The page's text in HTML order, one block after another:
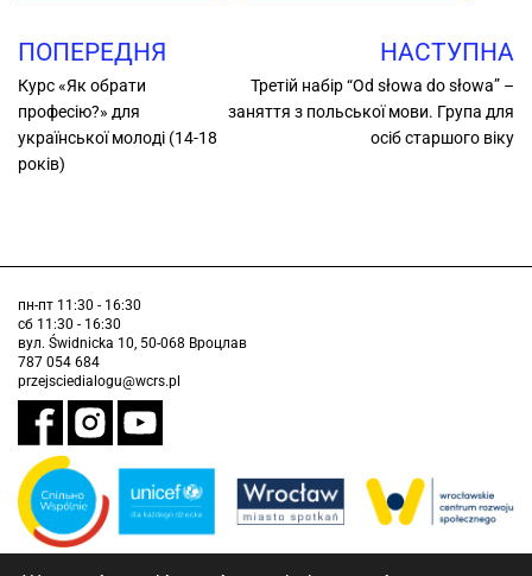
ПОПЕРЕДНЯ
Курс «Як обрати
професію?» для
української молоді (14-18
років)
НАСТУПНА
Третій набір “Od słowa do słowa” –
заняття з польської мови. Група для
осіб старшого віку
пн-пт 11:30 - 16:30
сб 11:30 - 16:30
вул. Świdnicka 10, 50-068 Вроцлав
787 054 684
przejsciedialogu@wcrs.pl